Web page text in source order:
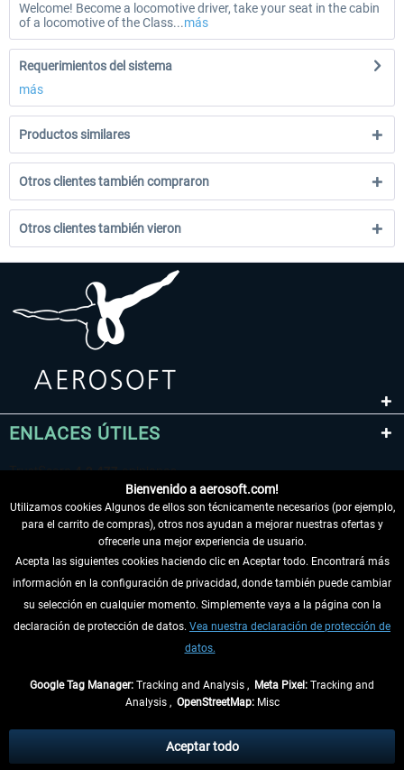
Welcome! Become a locomotive driver, take your seat in the cabin
of a locomotive of the Class...más
Requerimientos del sistema
más
Productos similares
Otros clientes también compraron
Otros clientes también vieron
ENLACES ÚTILES
DESISTIR DEL CONTRATO
INFORMACIÓN
tasas de recepción si no se describe lo contrario
** De aplicación a envíos dentro de Alemania. Los plazos de envío para los
Bienvenido a aerosoft.com!
Utilizamos cookies Algunos de ellos son técnicamente necesarios (por ejemplo,
para el carrito de compras), otros nos ayudan a mejorar nuestras ofertas y
ofrecerle una mejor experiencia de usuario.
Acepta las siguientes cookies haciendo clic en Aceptar todo. Encontrará más
información en la configuración de privacidad, donde también puede cambiar
su selección en cualquier momento. Simplemente vaya a la página con la
declaración de protección de datos. Vea nuestra declaración de protección de
datos.
Google Tag Manager: Tracking and Analysis , Meta Pixel: Tracking and
Analysis , OpenStreetMap:Misc
Aceptar todo